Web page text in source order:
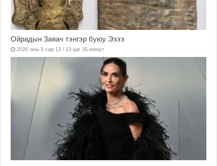
Ойрадын Заяач тэнгэр буюу Эзээ
2026 оны 5 сар 13 / 13 цаг 35 минут